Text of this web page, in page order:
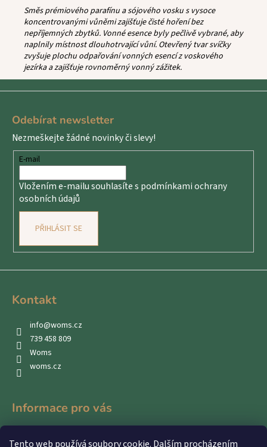
Tento web používá soubory cookie. Dalším procházením
Směs prémiového parafínu a sójového vosku s vysoce
koncentrovanými vůněmi zajišťuje čisté hoření bez
nepříjemných zbytků. Vonné esence byly pečlivě vybrané, aby
naplnily místnost dlouhotrvající vůní. Otevřený tvar svíčky
zvyšuje plochu odpařování vonných esencí z voskového
jezírka a zajišťuje rovnoměrný vonný zážitek.
Odebírat newsletter
Nezmeškejte žádné novinky či slevy!
E-mail
Vložením e-mailu souhlasíte s podmínkami ochrany
osobních údajů
PŘIHLÁSIT SE
Kontakt
info@woms.cz
739 458 809
Woms
woms.cz
Informace pro vás